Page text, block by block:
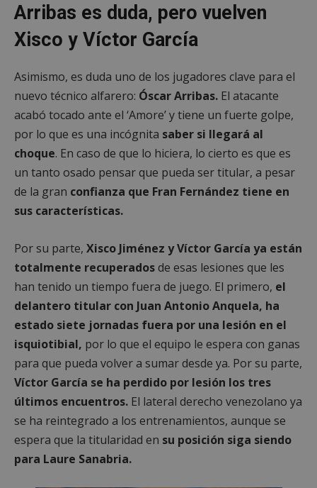
Arribas es duda, pero vuelven
Xisco y Víctor García
Asimismo, es duda uno de los jugadores clave para el
nuevo técnico alfarero: Óscar Arribas. El atacante
acabó tocado ante el ‘Amore’ y tiene un fuerte golpe,
por lo que es una incógnita saber si llegará al
choque. En caso de que lo hiciera, lo cierto es que es
un tanto osado pensar que pueda ser titular, a pesar
de la gran confianza que Fran Fernández tiene en
sus características.
Por su parte, Xisco Jiménez y Víctor García ya están
totalmente recuperadosde esas lesiones que les
han tenido un tiempo fuera de juego. El primero, el
delantero titular con Juan Antonio Anquela, ha
estado siete jornadas fuera por una lesión en el
isquiotibial, por lo que el equipo le espera con ganas
para que pueda volver a sumar desde ya. Por su parte,
Víctor García se ha perdido por lesión los tres
últimos encuentros. El lateral derecho venezolano ya
se ha reintegrado a los entrenamientos, aunque se
espera que la titularidad en su posición siga siendo
para Laure Sanabria.